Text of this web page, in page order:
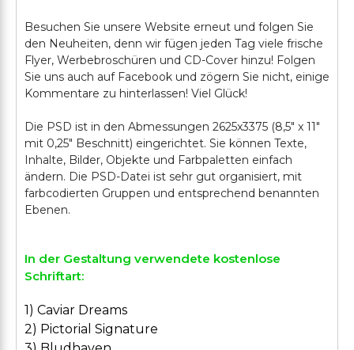
Besuchen Sie unsere Website erneut und folgen Sie
den Neuheiten, denn wir fügen jeden Tag viele frische
Flyer, Werbebroschüren und CD-Cover hinzu! Folgen
Sie uns auch auf Facebook und zögern Sie nicht, einige
Kommentare zu hinterlassen! Viel Glück!
Die PSD ist in den Abmessungen 2625x3375 (8,5" x 11"
mit 0,25" Beschnitt) eingerichtet. Sie können Texte,
Inhalte, Bilder, Objekte und Farbpaletten einfach
ändern. Die PSD-Datei ist sehr gut organisiert, mit
farbcodierten Gruppen und entsprechend benannten
In der Gestaltung verwendete kostenlose
Schriftart:
1) Caviar Dreams
2) Pictorial Signature